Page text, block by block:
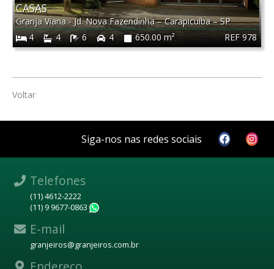
REF 978
CASAS
Granja Viana - Jd. Nova Fazendinha–Carapicuíba–SP
4
4 6 4 650.00 m²
Voltar
Siga-nos nas redes sociais
Telefones
(11) 4612-2222
(11) 9 9677-0863
E-mail
granjeiros@granjeiros.com.br